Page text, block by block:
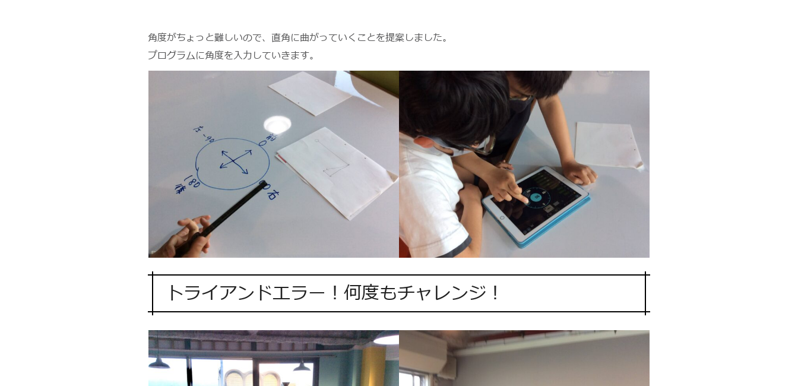
角度がちょっと難しいので、直角に曲がっていくことを提案しました。
プログラムに角度を入力していきます。
トライアンドエラー！何度もチャレンジ！